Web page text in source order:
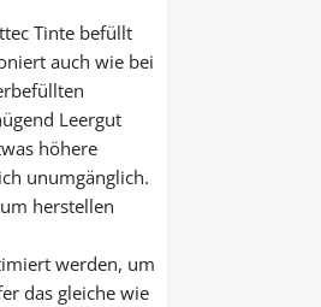
Tinte befüllt
auch wie bei
Leergut
höhere
unumgänglich.
herstellen
werden, um
das gleiche wie